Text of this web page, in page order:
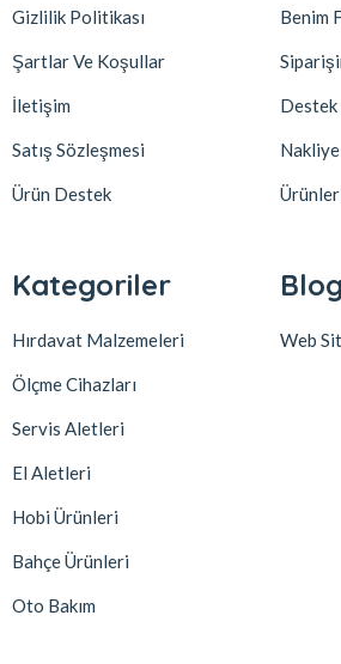
Gizlilik Politikası
Şartlar Ve Koşullar
İletişim
Satış Sözleşmesi
Ürün Destek
Benim
Nakliye
Kategoriler
Hırdavat Malzemeleri
Ölçme Cihazları
Servis Aletleri
El Aletleri
Hobi Ürünleri
Bahçe Ürünleri
Oto Bakım
Web